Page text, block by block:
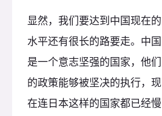
显然，我们要达到中国现在的
水平还有很长的路要走。中国
是一个意志坚强的国家，他们
的政策能够被坚决的执行，现
在连日本这样的国家都已经慢